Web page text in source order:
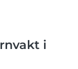
i